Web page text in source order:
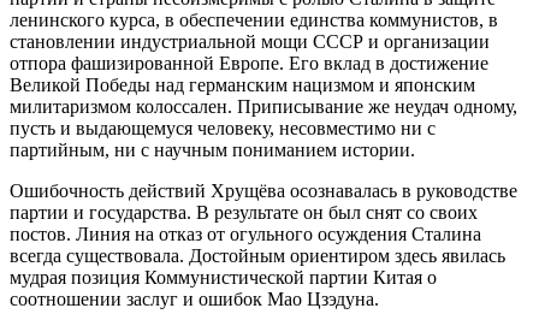
ленинского курса, в обеспечении единства коммунистов, в
становлении индустриальной мощи СССР и организации
отпора фашизированной Европе. Его вклад в достижение
Великой Победы над германским нацизмом и японским
милитаризмом колоссален. Приписывание же неудач одному,
пусть и выдающемуся человеку, несовместимо ни с
партийным, ни с научным пониманием истории.
Ошибочность действий Хрущёва осознавалась в руководстве
партии и государства. В результате он был снят со своих
постов. Линия на отказ от огульного осуждения Сталина
всегда существовала. Достойным ориентиром здесь явилась
мудрая позиция Коммунистической партии Китая о
соотношении заслуг и ошибок Мао Цзэдуна.